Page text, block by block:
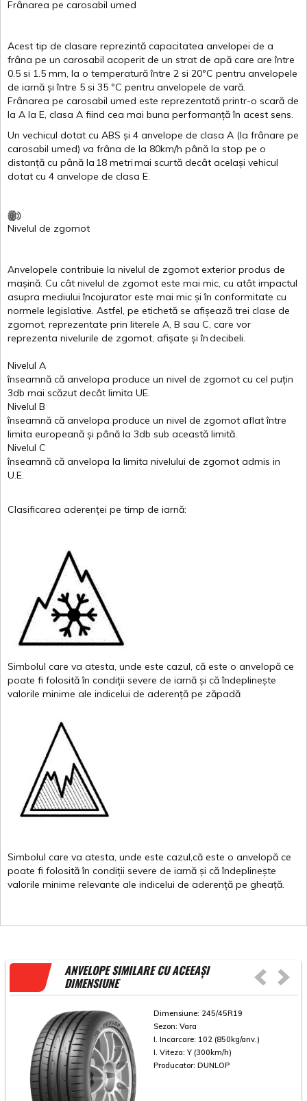
Frânarea pe carosabil umed
Acest tip de clasare reprezintă capacitatea anvelopei de a
frâna pe un carosabil acoperit de un strat de apă care areîntre
0.5 si 1.5 mm, la o temperatură între 2 si 20ºC pentru anvelopele
de iarnă și între 5 si 35 ºC pentru anvelopele de vară.
Frânarea pe carosabil umed este reprezentată printr-o scară de
la A la E, clasa A fiind cea mai buna performanță în acest sens.
Un vechicul dotat cu ABS și 4 anvelope de clasa A (la frânare pe
carosabil umed) va frâna de la 80km/h până la stop pe o
distanță cu până la 18 metrimai scurtă decât același vehicul
dotat cu 4 anvelope de clasa E.
Nivelul de zgomot
Anvelopele contribuie la nivelul de zgomot exterior produs de
mașină. Cu cât nivelul de zgomot este mai mic, cu atât impactul
asupra mediului încojurator este mai mic și în conformitate cu
normele legislative. Astfel, pe etichetă se afișează trei clase de
zgomot, reprezentate prin literele A, B sau C, care vor
reprezenta nivelurile de zgomot, afișate și îndecibeli.
Nivelul A
înseamnă că anvelopa produce un nivel de zgomot cu cel puțin
3db mai scăzut decât limita UE.
Nivelul B
înseamnă că anvelopa produce un nivel de zgomot aflat între
limita europeană și până la 3db sub această limită.
Nivelul C
înseamnă că anvelopa la limita nivelului de zgomot admis in
U.E.
Clasificarea aderenței pe timp de iarnă:
Simbolul care va atesta, unde este cazul, că este o anvelopă ce
poate fi folosită în condiții severe de iarnă și că îndeplinește
valorile minime ale indicelui de aderență pe zăpadă
Simbolul care va atesta, unde este cazul,că este o anvelopă ce
poate fi folosită în condiții severe de iarnă și că îndeplinește
valorile minime relevante ale indicelui de aderență pe gheață.
ANVELOPE SIMILARE CU ACEEAȘI
DIMENSIUNE
Dimensiune: 245/45R19
Sezon: Vara
I. Incarcare: 102 (850kg/anv.)
I. Viteza: Y (300km/h)
Producator: DUNLOP